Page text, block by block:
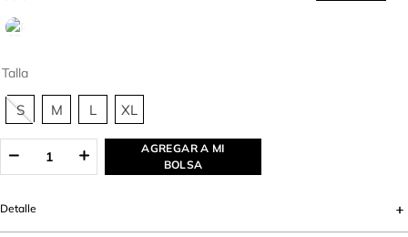
Talla
S M L XL
AGREGAR A MI
BOLSA
Detalle